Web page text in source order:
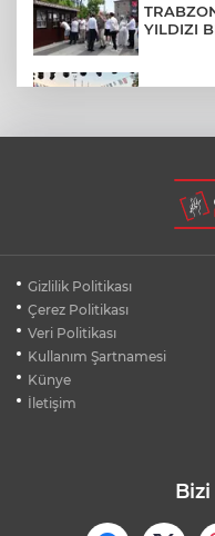
YILDIZI
LGS
BURSA
Gizlilik Politikası
Çerez Politikası
Veri Politikası
Kullanım Şartnamesi
Künye
İletişim